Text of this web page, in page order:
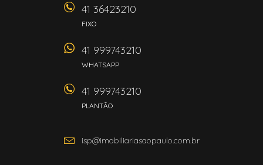
41 36423210
FIXO
41 999743210
WHATSAPP
41 999743210
PLANTÃO
isp@imobiliariasaopaulo.com.br